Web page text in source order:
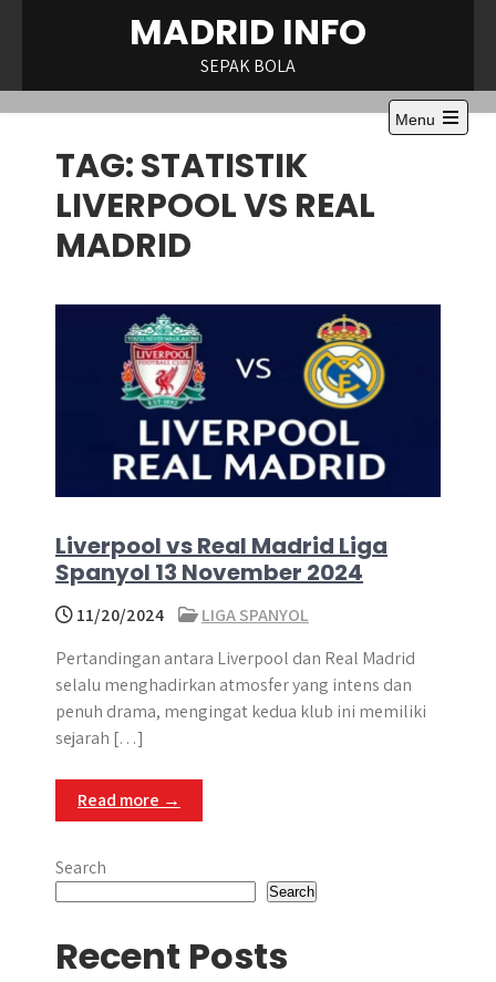
MADRID INFO
SEPAK BOLA
Menu
Open
TAG:STATISTIK
LIVERPOOL VS REAL
MADRID
Liverpool vs Real Madrid Liga
Spanyol 13 November 2024
11/20/2024
LIGA SPANYOL
Pertandingan antara Liverpool dan Real Madrid
selalu menghadirkan atmosfer yang intens dan
penuh drama, mengingat kedua klub ini memiliki
sejarah […]
Read more →
Search
Search
Recent Posts